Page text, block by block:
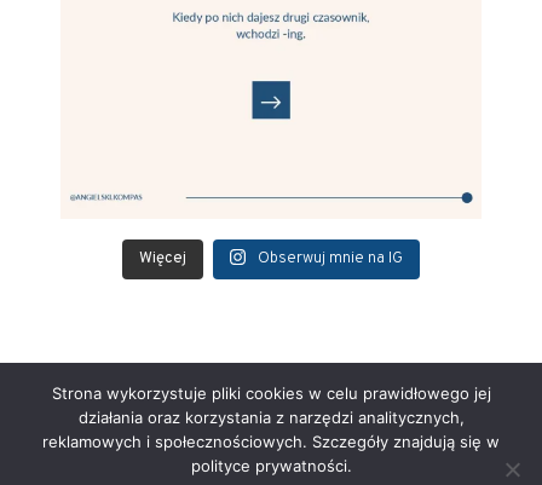
Więcej Obserwuj mnie na IG
Polityka Prywatności i Cookies Regulamin
Strona wykorzystuje pliki cookies w celu prawidłowego jej
działania oraz korzystania z narzędzi analitycznych,
reklamowych i społecznościowych. Szczegóły znajdują się w
polityce prywatności.